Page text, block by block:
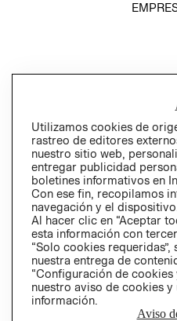
Perú (S/)
CAMBIAR REGIÓN
Utilizamos cookies de
rastreo de editores
nuestro sitio web,
entregar publicidad
boletines informativos en
Con ese fin, recopilamos
navegación y el dispositivo.
Al hacer clic en “Aceptar
esta información con
“Solo cookies
nuestra entrega de
“Configuración de
nuestro aviso de cookies
información.
Aviso